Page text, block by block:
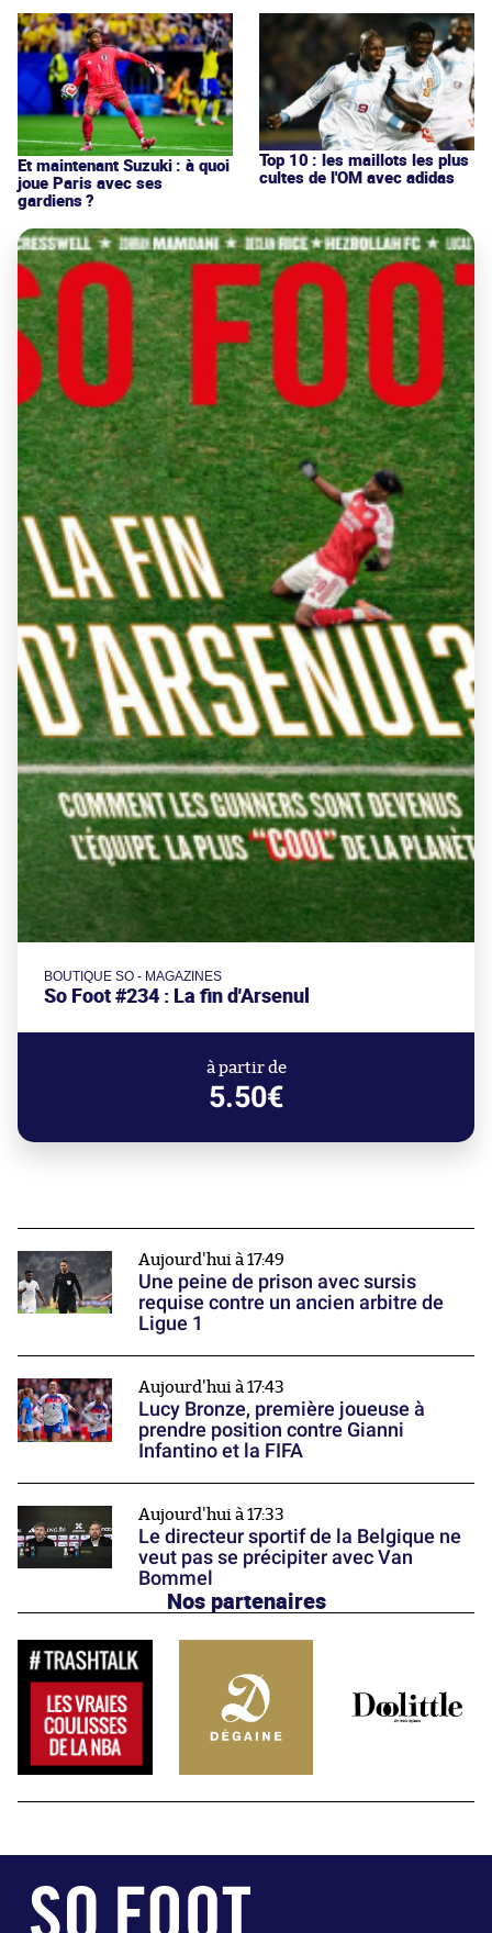
Et maintenant Suzuki : à quoi
joue Paris avec ses
gardiens ?
Top 10 : les maillots les plus
cultes de l'OM avec adidas
BOUTIQUE SO - MAGAZINES
So Foot #234 : La fin d'Arsenul
à partir de
5.50€
Aujourd'hui à 17:49
Une peine de prison avec sursis
requise contre un ancien arbitre de
Ligue 1
Aujourd'hui à 17:43
Lucy Bronze, première joueuse à
prendre position contre Gianni
Infantino et la FIFA
Aujourd'hui à 17:33
Le directeur sportif de la Belgique ne
veut pas se précipiter avec Van
Bommel
Nos partenaires